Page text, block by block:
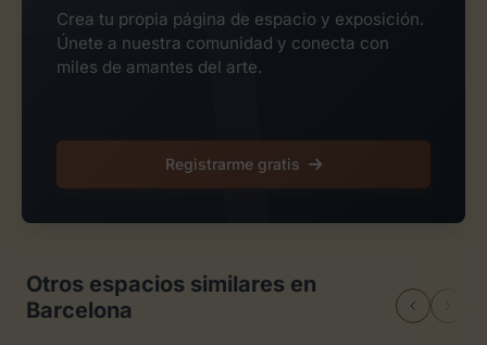
Crea tu propia página de espacio y exposición.
Únete a nuestra comunidad y conecta con
miles de amantes del arte.
Registrarme gratis
Otros espacios similares en
Barcelona